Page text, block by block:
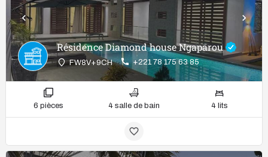
Résidence Diamond house Ngaparou
FW8V+9CH +221 78 175 63 85
6 pièces 4 salle de bain 4 lits